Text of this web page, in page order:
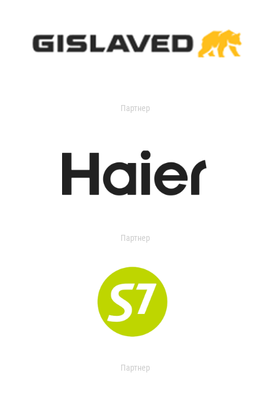
Партнер
Партнер
Партнер